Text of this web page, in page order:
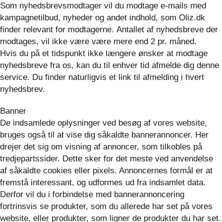
Som nyhedsbrevsmodtager vil du modtage e-mails med
kampagnetilbud, nyheder og andet indhold, som Oliz.dk
finder relevant for modtagerne. Antallet af nyhedsbreve der
modtages, vil ikke være være mere end 2 pr. måned.
Hvis du på et tidspunkt ikke længere ønsker at modtage
nyhedsbreve fra os, kan du til enhver tid afmelde dig denne
service. Du finder naturligvis et link til afmelding i hvert
nyhedsbrev.
Banner
De indsamlede oplysninger ved besøg af vores website,
bruges også til at vise dig såkaldte bannerannoncer. Her
drejer det sig om visning af annoncer, som tilkobles på
tredjepartssider. Dette sker for det meste ved anvendelse
af såkaldte cookies eller pixels. Annoncernes formål er at
fremstå interessant, og udformes ud fra indsamlet data.
Derfor vil du i forbindelse med bannerannoncering
fortrinsvis se produkter, som du allerede har set på vores
website, eller produkter, som ligner de produkter du har set.